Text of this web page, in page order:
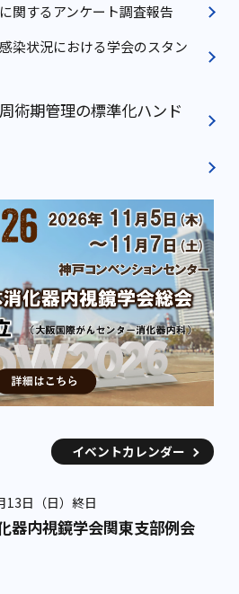
関するアンケート調査報告
染状況における学会のスタン
術期管理の標準化ハンド
イベントカレンダー
13日（日）終日
内視鏡学会関東支部例会